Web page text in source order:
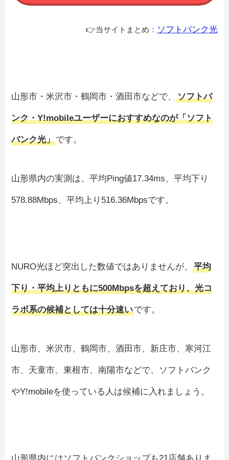
👉当サイトまとめ： ソフトバンク光
山形市・米沢市・鶴岡市・酒田市などで、ソフトバ
ンク・Y!mobileユーザーにおすすめなのが「ソフト
バンク光」です。
山形県内の実測は、平均Ping値17.34ms、平均下り
578.88Mbps、平均上り516.36Mbpsです。
NURO光ほど突出した数値ではありませんが、平均
下り・平均上りともに500Mbpsを超えており、光コ
ラボ系の候補としては十分速いです。
山形市、米沢市、鶴岡市、酒田市、新庄市、寒河江
市、天童市、東根市、南陽市などで、ソフトバンク
やY!mobileを使っている人は候補に入れましょう。